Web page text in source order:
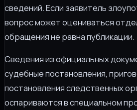
сведений. Если заявитель
вопрос может оцениваться
обращения не равна публикации.
Сведения из официальных
судебные постановления,
постановления следственных
оспариваются в специальном